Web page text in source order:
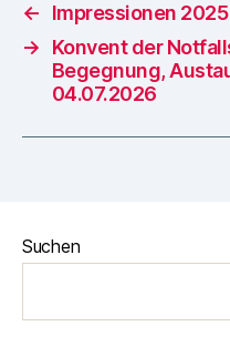
←
Impressionen 2025
→
Konvent der
Begegnung,
04.07.2026
Suchen